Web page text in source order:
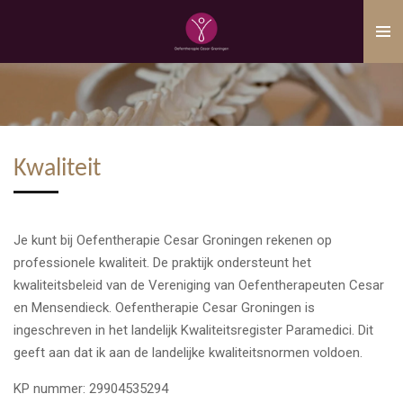
naar
hoofdinhoud
Kwaliteit
Je kunt bij Oefentherapie Cesar Groningen rekenen op
professionele kwaliteit. De praktijk ondersteunt het
kwaliteitsbeleid van de Vereniging van Oefentherapeuten Cesar
en Mensendieck. Oefentherapie Cesar Groningen is
ingeschreven in het landelijk Kwaliteitsregister Paramedici. Dit
geeft aan dat ik aan de landelijke kwaliteitsnormen voldoen.
KP nummer: 29904535294